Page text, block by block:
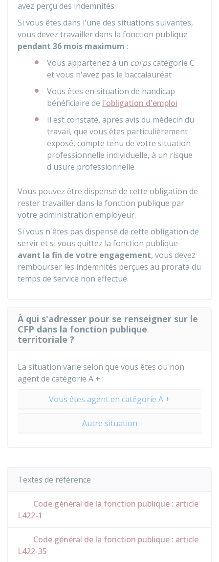
avez perçu des indemnités.
Si vous êtes dans l'une des situations suivantes,
vous devez travailler dans la fonction publique
pendant 36 mois maximum :
Vous appartenez à un corpscatégorie C
et vous n'avez pas le baccalauréat
Vous êtes en situation de handicap
bénéficiaire de l'obligation d'emploi
Il est constaté, après avis du médecin du
travail, que vous êtes particulièrement
exposé, compte tenu de votre situation
professionnelle individuelle, à un risque
d'usure professionnelle.
Vous pouvez être dispensé de cette obligation de
rester travailler dans la fonction publique par
votre administration employeur.
Si vous n'êtes pas dispensé de cette obligation de
servir et si vous quittez la fonction publique
avant la fin de votre engagement, vous devez
rembourser les indemnités perçues au prorata du
temps de service non effectué.
À qui s'adresser pour se renseigner sur le
CFP dans la fonction publique
territoriale ?
La situation varie selon que vous êtes ou non
agent de catégorie A + :
Vous êtes agent en catégorie A +
Autre situation
Textes de référence
Code général de la fonction publique : article
L422-1
Code général de la fonction publique : article
L422-35